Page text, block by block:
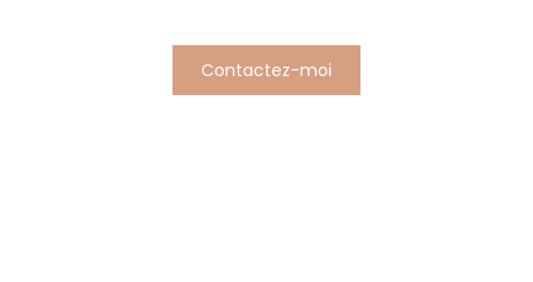
Contactez-moi